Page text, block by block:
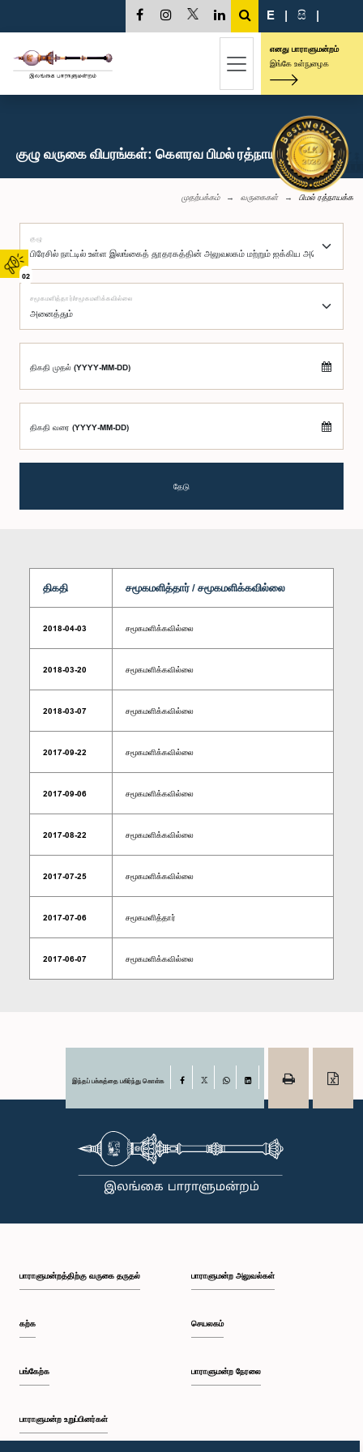
02
E | සි |
எனது பாராளுமன்றம்
இங்கே உள்நுழைக
குழு வருகை விபரங்கள்: கௌரவ பிமல் ரத்நாயக்க, பா.உ.
முதற்பக்கம் வருகைகள் பிமல் ரத்நாயக்க
குழு
சமூகமளித்தார்/சமூகமளிக்கவில்லை
திகதி முதல் (YYYY-MM-DD)
திகதி வரை (YYYY-MM-DD)
தேடு
திகதி சமூகமளித்தார் / சமூகமளிக்கவில்லை
2018-04-03 சமூகமளிக்கவில்லை
2018-03-20 சமூகமளிக்கவில்லை
2018-03-07 சமூகமளிக்கவில்லை
2017-09-22 சமூகமளிக்கவில்லை
2017-09-06 சமூகமளிக்கவில்லை
2017-08-22 சமூகமளிக்கவில்லை
2017-07-25 சமூகமளிக்கவில்லை
2017-07-06 சமூகமளித்தார்
2017-06-07 சமூகமளிக்கவில்லை
இந்தப் பக்கத்தை பகிர்ந்து கொள்க Facebook
பாராளுமன்றத்திற்கு வருகை தருதல்
கற்க
பங்கேற்க
பாராளுமன்ற உறுப்பினர்கள்
பாராளுமன்ற அலுவல்கள்
செயலகம்
பாராளுமன்ற நேரலை